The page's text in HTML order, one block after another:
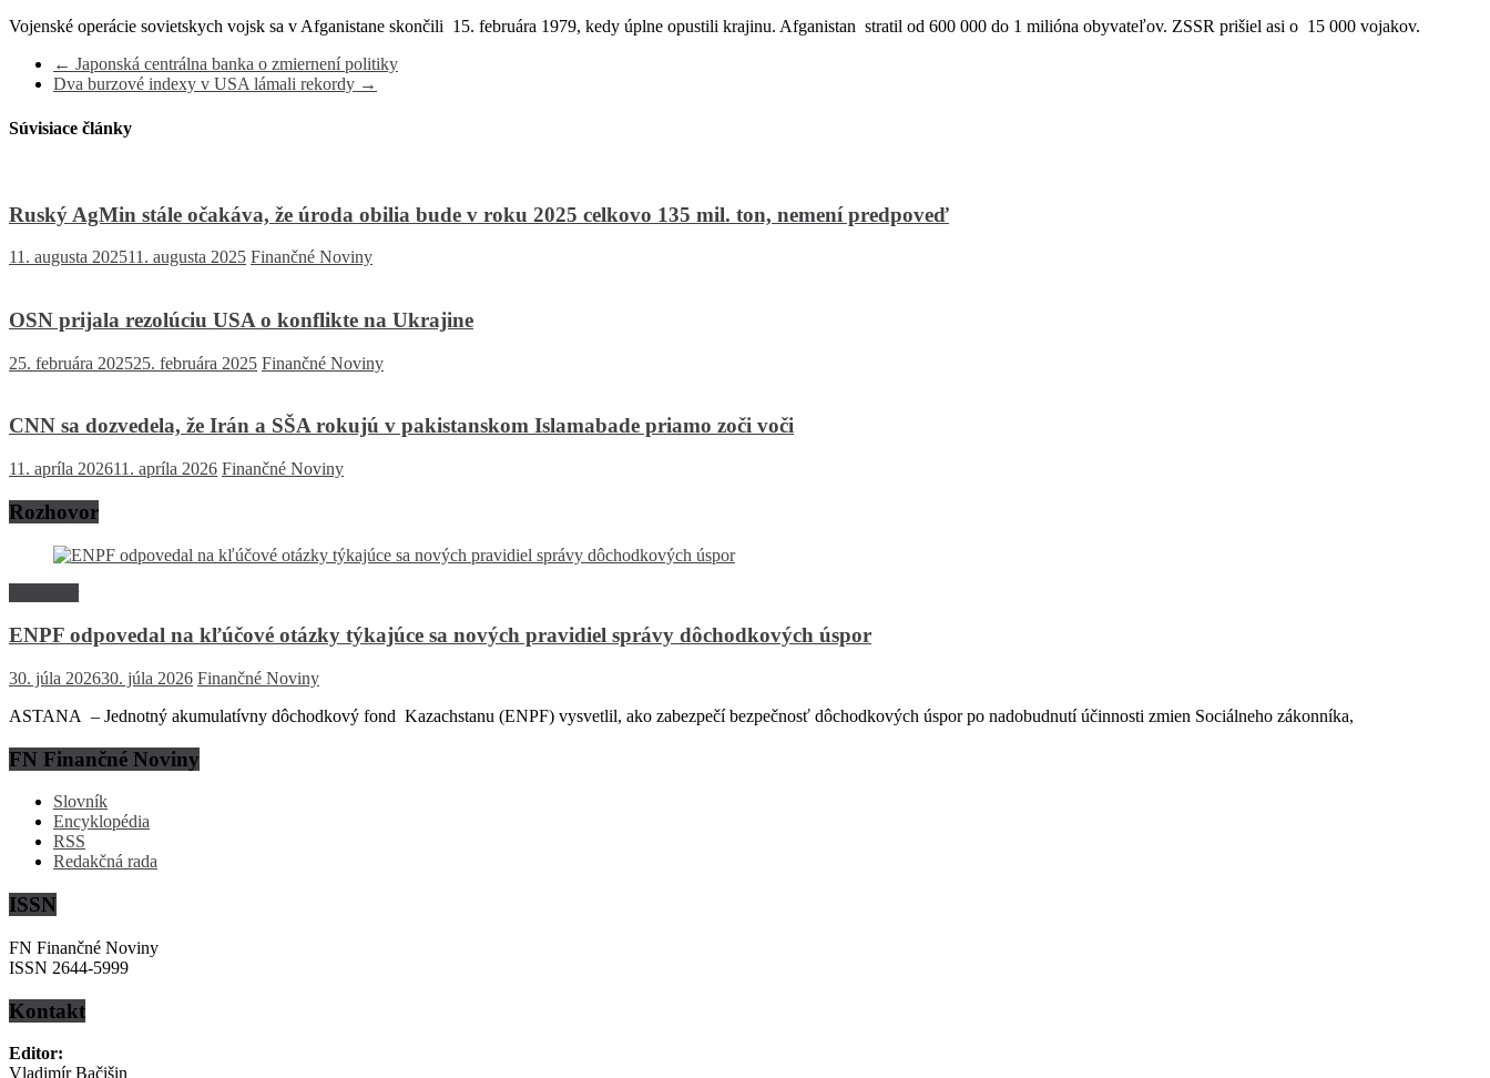
Vojenské operácie sovietskych vojsk sa v Afganistane skončili 15. februára 1979, kedy úplne opustili krajinu. Afganistan stratil od 600 000 do 1 milióna obyvateľov. ZSSR prišiel asi o 15 000 vojakov.
← Japonská centrálna banka o zmiernení politiky
Dva burzové indexy v USA lámali rekordy →
Súvisiace články
Ruský AgMin stále očakáva, že úroda obilia bude v roku 2025 celkovo 135 mil. ton, nemení predpoveď
11. augusta 202511. augusta 2025 Finančné Noviny
OSN prijala rezolúciu USA o konflikte na Ukrajine
25. februára 202525. februára 2025 Finančné Noviny
CNN sa dozvedela, že Irán a SŠA rokujú v pakistanskom Islamabade priamo zoči voči
11. apríla 202611. apríla 2026 Finančné Noviny
Rozhovor
ENPF odpovedal na kľúčové otázky týkajúce sa nových pravidiel správy dôchodkových úspor
30. júla 202630. júla 2026 Finančné Noviny
ASTANA – Jednotný akumulatívny dôchodkový fond Kazachstanu (ENPF) vysvetlil, ako zabezpečí bezpečnosť dôchodkových úspor po nadobudnutí účinnosti zmien Sociálneho zákonníka,
FN Finančné Noviny
Slovník
Encyklopédia
RSS
Redakčná rada
ISSN
FN Finančné Noviny
ISSN 2644-5999
Kontakt
Editor:
Vladimír Bačišin